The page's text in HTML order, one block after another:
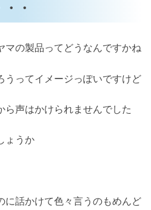
・
マの製品ってどうなんですかね
うってイメージっぽいですけど
ら声はかけられませんでした
ょうか
に話かけて色々言うのもめんど